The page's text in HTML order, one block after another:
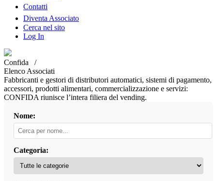
Contatti
Diventa Associato
Cerca nel sito
Log In
Confida /
Elenco Associati
Fabbricanti e gestori di distributori automatici, sistemi di pagamento,
accessori, prodotti alimentari, commercializzazione e servizi:
CONFIDA riunisce l’intera filiera del vending.
Nome:
Categoria: